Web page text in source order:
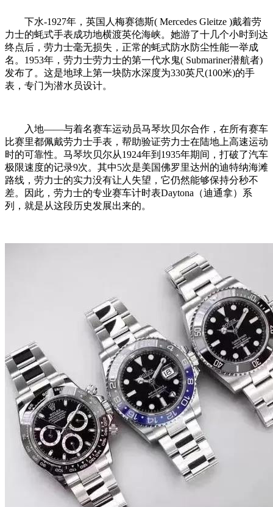
下水-1927年，英国人梅赛德斯( Mercedes Gleitze )戴着劳
力士的蚝式手表成功地横渡英伦海峡。她游了十几个小时到达
终点后，劳力士毫无损失，正常的蚝式防水防尘性能一举成
名。1953年，劳力士劳力士的第一代水鬼( Submariner潜航者)
发布了。这是地球上第一块防水深度为330英尺(100米)的手
表，专门为潜水员设计。
入地——与着名赛车运动员马琴坎贝尔合作，在所有赛车
比赛里都佩戴劳力士手表，帮助验证劳力士在陆地上高速运动
时的可靠性。马琴坎贝尔从1924年到1935年期间，打破了汽车
极限速度的记录9次。其中5次是美国佛罗里达州的迪特纳海滩
路线，劳力士的实力没有让人失望，它仍然能够保持分秒不
差。因此，劳力士的专业赛车计时表Daytona（迪通拿）系
列，就是从这段历史发展出来的。